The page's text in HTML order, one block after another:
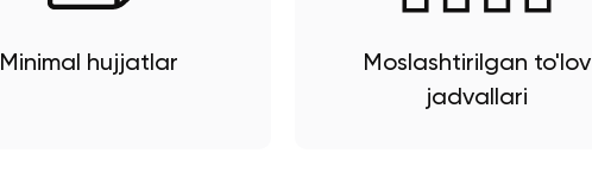
Minimal hujjatlar
Moslashtirilgan to'lov
jadvallari